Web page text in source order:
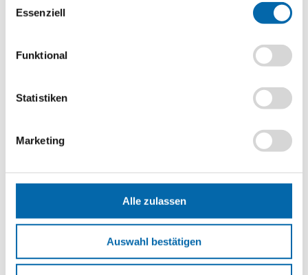
Essenziell
Funktional
Statistiken
Marketing
Alle zulassen
Auswahl bestätigen
erklären die zentralen Antriebskräfte und Beschleuniger des
erkennen, dass der Globalisierungsprozess auch
Schattenseiten mit sich bringt und beurteilen die Macht des
entgegenzuwirken.
Statistikanalyse
Globalisierung
2017